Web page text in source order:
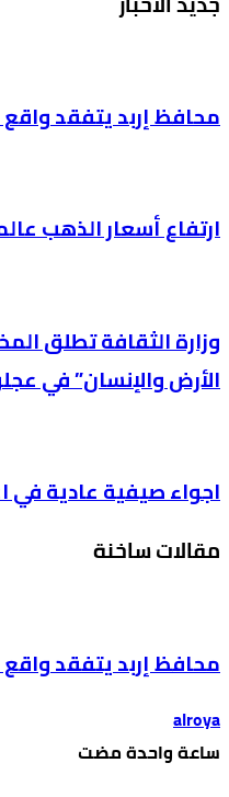
محافظ إربد يتفقد واقع
ارتفاع أسعار الذهب
وزارة الثقافة تطلق
الأرض والإنسان” في
اجواء صيفية عادية في
مقالات ساخنة
محافظ إربد يتفقد واقع
alroya
‫‫‫‏‫ساعة واحدة مضت‬